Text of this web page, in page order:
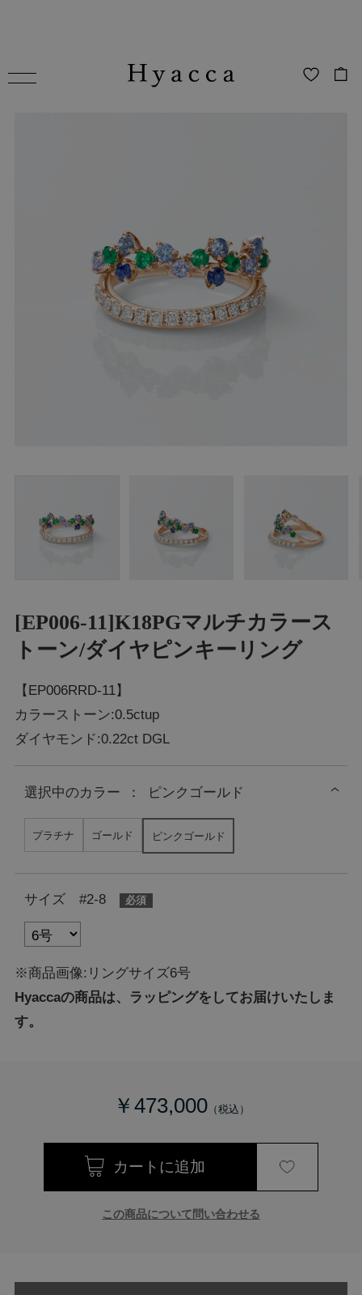
[EP006-11]K18PGマルチカラース
トーン/ダイヤピンキーリング
【EP006RRD-11】
カラーストーン:0.5ctup
ダイヤモンド:0.22ct DGL
選択中のカラー ： ピンクゴールド
プラチナ ゴールド ピンクゴールド
サイズ #2-8
※商品画像:リングサイズ6号
Hyaccaの商品は、ラッピングをしてお届けいたしま
す。
￥473,000
この商品について問い合わせる